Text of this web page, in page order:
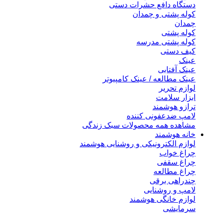
دستگاه دافع حشرات دستی
کوله پشتی و چمدان
چمدان
کوله پشتی
کوله پشتی مدرسه
کیف دستی
عینک
عینک آفتابی
عینک مطالعه / عینک کامپیوتر
لوازم تحریر
ابزار سلامت
ترازو هوشمند
لامپ ضدعفونی کننده
مشاهده همه محصولات سبک زندگی
خانه هوشمند
لوازم الکترونیکی و روشنایی هوشمند
چراغ خواب
چراغ سقفی
چراغ مطالعه
چندراهی برقی
لامپ و روشنایی
لوازم خانگی هوشمند
سرمایشی